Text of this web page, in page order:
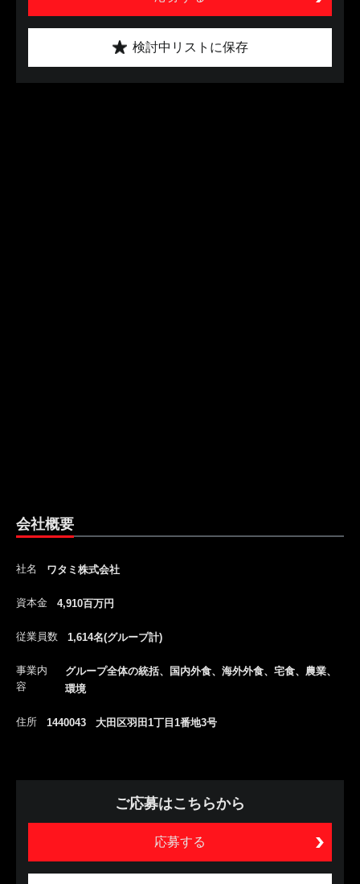
検討中リストに保存
会社概要
社名 ワタミ株式会社
資本金 4,910百万円
従業員数 1,614名(グループ計)
事業内
容
グループ全体の統括、国内外食、海外外食、宅食、農業、
環境
住所 1440043 大田区羽田1丁目1番地3号
ご応募はこちらから
応募する